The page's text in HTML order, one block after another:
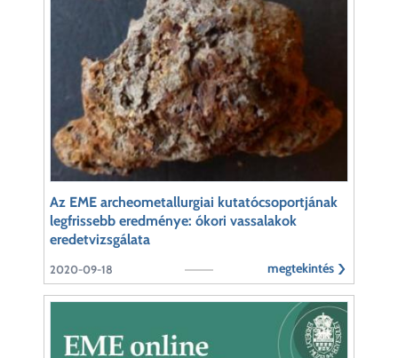
Az EME archeometallurgiai kutatócsoportjának
legfrissebb eredménye: ókori vassalakok
eredetvizsgálata
megtekintés
2020-09-18